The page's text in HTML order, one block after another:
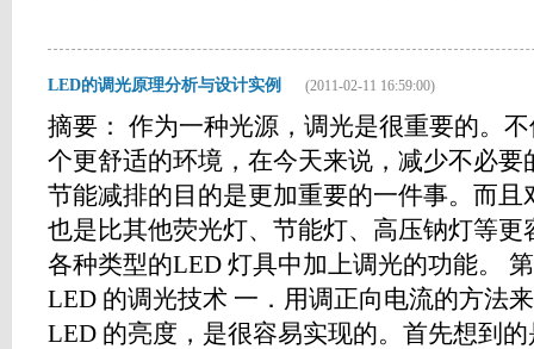
LED的调光原理分析与设计实例 (2011-02-11 16:59:00)
摘要： 作为一种光源，调光是很重要的。
个更舒适的环境，在今天来说，减少不必
节能减排的目的是更加重要的一件事。而
也是比其他荧光灯、节能灯、高压钠灯等
各种类型的LED 灯具中加上调光的功能。
LED 的调光技术 一．用调正向电流的方法
LED 的亮度，是很容易实现的。首先想到